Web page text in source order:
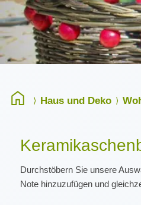
Haus und Deko
Durchstöbern Sie unsere
Note hinzuzufügen und